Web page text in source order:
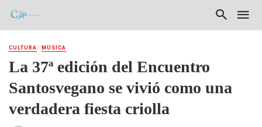
CULTURA MÚSICA
La 37ª edición del Encuentro
Santosvegano se vivió como una
verdadera fiesta criolla